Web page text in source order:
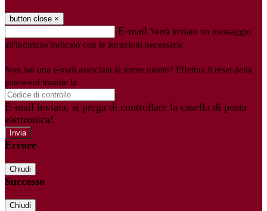
button close ×
E-mail Verrà inviato un messaggio
all'indirizzo indicato con le istruzioni necessarie.
Non hai una e-mail associata al nome utente? Effettua il reset della
password tramite la
E-mail inviata, si prega di controllare la casella di posta
elettronica!
Errore
Chiudi
Successo
Chiudi